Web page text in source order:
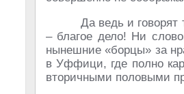
Да ведь и
– благое дело! Ни
нынешние «борцы» за
в Уффици, где полно
вторичными половыми